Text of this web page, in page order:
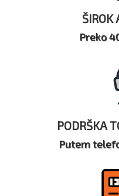
ŠIROK
Preko
PODRŠKA
Putem